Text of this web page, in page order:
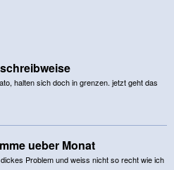
halten sich doch in grenzen. jetzt geht das
ueber Monat
Problem und weiss nicht so recht wie ich